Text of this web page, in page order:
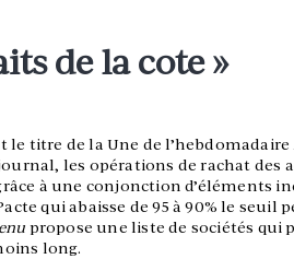
de la cote »
le titre de la Une de l’hebdomadaire
les opérations de rachat des
à une conjonction d’éléments
qui abaisse de 95 à 90% le seuil
propose une liste de sociétés qui
long.